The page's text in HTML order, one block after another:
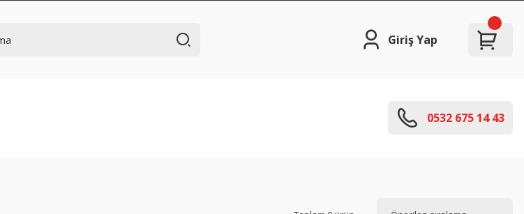
Giriş Yap
0532 675 14 43